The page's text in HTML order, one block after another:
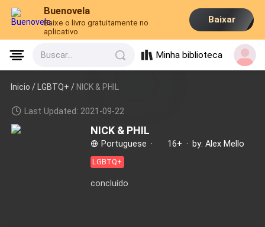
Buenovela
Baixe o livro gratuitamente no
aplicativo
Baixar
Buscar... Minha biblioteca
Inicio /LGBTQ+ / NICK & PHIL
Last Updated: 2021-09-22
NICK & PHIL
Portuguese · 16+ · by: Alex Mello
LGBTQ+
concluído